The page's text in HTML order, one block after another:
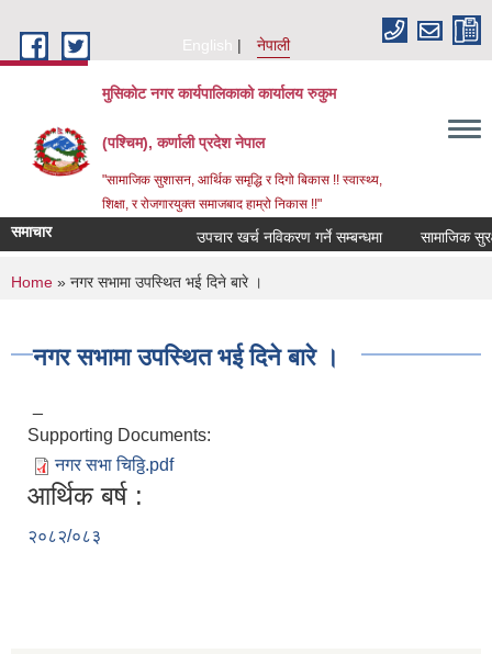
English
नेपाली
मुसिकोट नगर कार्यपालिकाको कार्यालय रुकुम
(पश्चिम), कर्णाली प्रदेश नेपाल
"सामाजिक सुशासन, आर्थिक समृद्धि र दिगो बिकास !! स्वास्थ्य,
शिक्षा, र रोजगारयुक्त समाजबाद हाम्रो निकास !!"
समाचार उपचार खर्च नविकरण गर्ने सम्बन्धमा
You are here
Home » नगर सभामा उपस्थित भई दिने बारे ।
नगर सभामा उपस्थित भई दिने बारे ।
Supporting Documents:
नगर सभा चिठ्ठि.pdf
आर्थिक बर्ष :
२०८२/०८३